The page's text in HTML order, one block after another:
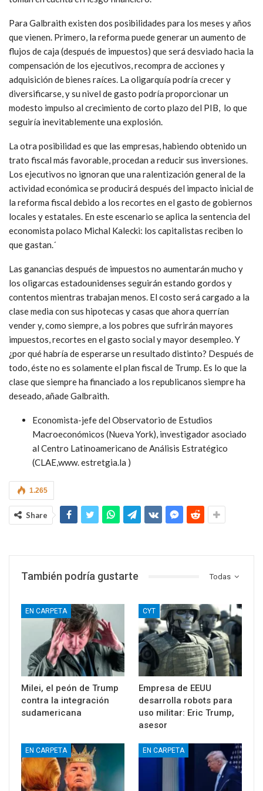
Para Galbraith existen dos posibilidades para los meses y años
que vienen. Primero, la reforma puede generar un aumento de
flujos de caja (después de impuestos) que será desviado hacia la
compensación de los ejecutivos, recompra de acciones y
adquisición de bienes raíces. La oligarquía podría crecer y
diversificarse, y su nivel de gasto podría proporcionar un
modesto impulso al crecimiento de corto plazo del PIB, lo que
seguiría inevitablemente una explosión.
La otra posibilidad es que las empresas, habiendo obtenido un
trato fiscal más favorable, procedan a reducir sus inversiones.
Los ejecutivos no ignoran que una ralentización general de la
actividad económica se producirá después del impacto inicial de
la reforma fiscal debido a los recortes en el gasto de gobiernos
locales y estatales. En este escenario se aplica la sentencia del
economista polaco Michal Kalecki: los capitalistas reciben lo
que gastan.´
Las ganancias después de impuestos no aumentarán mucho y
los oligarcas estadounidenses seguirán estando gordos y
contentos mientras trabajan menos. El costo será cargado a la
clase media con sus hipotecas y casas que ahora querrían
vender y, como siempre, a los pobres que sufrirán mayores
impuestos, recortes en el gasto social y mayor desempleo. Y
¿por qué habría de esperarse un resultado distinto? Después de
todo, éste no es solamente el plan fiscal de Trump. Es lo que la
clase que siempre ha financiado a los republicanos siempre ha
deseado, añade Galbraith.
Economista-jefe del Observatorio de Estudios
Macroeconómicos (Nueva York), investigador asociado
al Centro Latinoamericano de Análisis Estratégico
(CLAE,www. estretgia.la )
1.265
Share
Todas
También podría gustarte
EN CARPETA
Milei, el peón de Trump
contra la integración
sudamericana
CYT
Empresa de EEUU
desarrolla robots para
uso militar: Eric Trump,
asesor
EN CARPETA EN CARPETA